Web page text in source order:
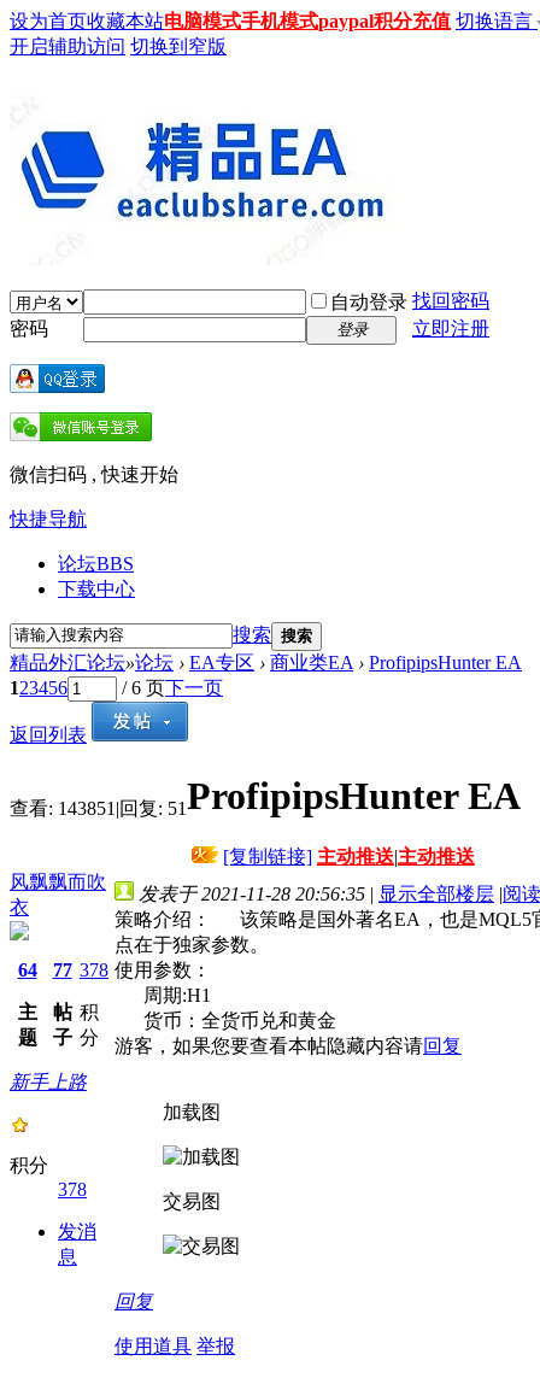
设为首页收藏本站电脑模式手机模式paypal积分充值 切换语言
开启辅助访问 切换到窄版
自动登录 找回密码
密码
登录 立即注册
微信扫码 , 快速开始
快捷导航
论坛BBS
下载中心
搜索 搜索
精品外汇论坛»论坛 › EA专区 › 商业类EA › ProfipipsHunter EA
123456 / 6 页下一页
返回列表
查看: 143851 |回复: 51ProfipipsHunter EA
[复制链接] 主动推送|主动推送
风飘飘而吹
衣
64
主
题
77
帖
子
378
积
分
新手上路
积分
378
发消
息
发表于 2021-11-28 20:56:35 | 显示全部楼层 |阅
策略介绍： 该策略是国外著名EA，也是MQL5
点在于独家参数。
使用参数：
周期:H1
货币：全货币兑和黄金
游客，如果您要查看本帖隐藏内容请回复
加载图
交易图
回复
使用道具 举报